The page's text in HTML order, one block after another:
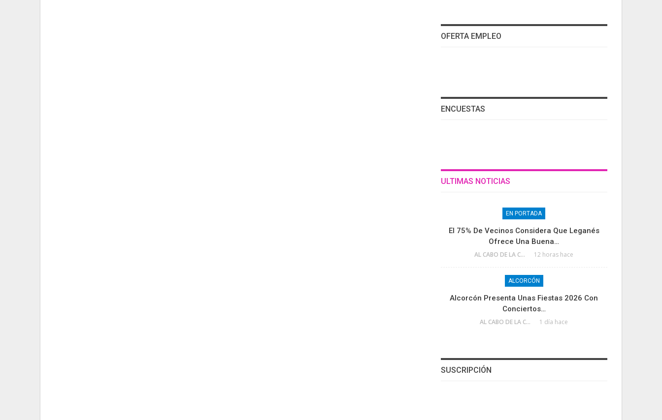
OFERTA EMPLEO
ENCUESTAS
ULTIMAS NOTICIAS
EN PORTADA
El 75% De Vecinos Considera Que Leganés
Ofrece Una Buena…
AL CABO DE LA CALLE 12 horas hace
ALCORCÓN
Alcorcón Presenta Unas Fiestas 2026 Con
Conciertos…
AL CABO DE LA CALLE 1 día hace
SUSCRIPCIÓN